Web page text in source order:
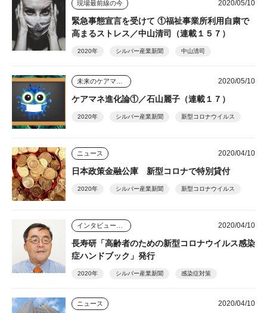
現場最前線の今 2020/05/10
緊急事態宣言を受けて ①福祉事業所利用自粛で
高まるストレス／中山清司（連載１５７）
2020年 シルバー産業新聞 中山清司
2020/05/10
ケアマネ進化論①／石山麗子（連載１７）
2020年 シルバー産業新聞 新型コロナウイルス
ニュース 2020/04/10
日本政策金融公庫 新型コロナで特別貸付
2020年 シルバー産業新聞 新型コロナウイルス
2020/04/10
長寿研「高齢者のための新型コロナウイルス感染
症ハンドブック」発行
2020年 シルバー産業新聞 感染症対策
ニュース 2020/04/10